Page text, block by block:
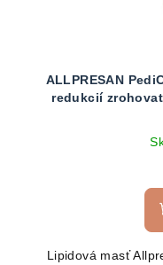
ALLPRESAN PediCARE č.4 XXL
redukcií
Lipidová masť